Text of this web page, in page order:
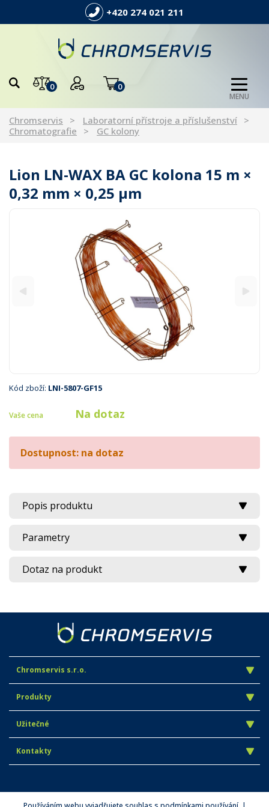
+420 274 021 211
0 0
MENU
Chromservis
Laboratorní přístroje a příslušenství
Chromatografie
GC kolony
Lion LN-WAX BA GC kolona 15 m ×
0,32 mm × 0,25 µm
Kód zboží: LNI-5807-GF15
Vaše cena Na dotaz
Dostupnost: na dotaz
Popis produktu
Parametry
Dotaz na produkt
Chromservis s.r.o.
Produkty
Užitečné
Kontakty